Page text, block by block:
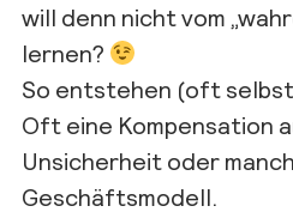
will denn nicht vom
lernen?
So entstehen (oft
Oft eine Kompensation
Unsicherheit oder
Geschäftsmodell.